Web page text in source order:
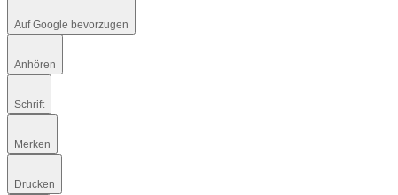
Auf Google bevorzugen
Anhören
Schrift
Merken
Drucken